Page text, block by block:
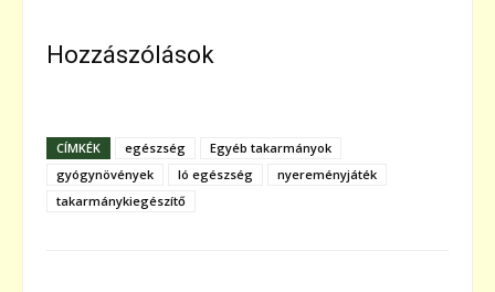
Hozzászólások
CÍMKÉK egészség
Egyéb takarmányok
gyógynövények
ló egészség
nyereményjáték
takarmánykiegészítő